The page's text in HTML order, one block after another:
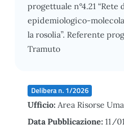
progettuale n°4.21 “Rete
epidemiologico-
la rosolia”. Referente
Tramuto
Delibera n. 1/2026
Ufficio: Area Risorse
Data Pubblicazione: 11/